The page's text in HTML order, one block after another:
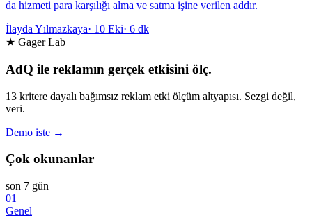
da hizmeti para karşılığı alma ve satma işine verilen addır.
İlayda Yılmazkaya· 10 Eki· 6 dk
★ Gager Lab
AdQ ile reklamın gerçek etkisini ölç.
13 kritere dayalı bağımsız reklam etki ölçüm altyapısı. Sezgi değil,
veri.
Demo iste →
Çok okunanlar
son 7 gün
01
Genel